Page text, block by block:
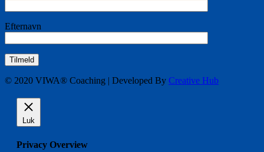
Efternavn
© 2020 VIWA® Coaching | Developed By Creative Hub
Luk
Privacy Overview